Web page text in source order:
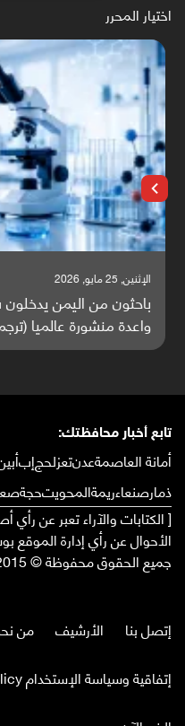
اختيار المحرر
الإثنين, 25 مايو, 2026
باحثون من اليمن يدخلون
واعدة منشورة عالميا
تابع أخبار محافظتك:
أمانة العاصمةعدنتعزلحجإب
ذمارصنعاءريمةالمحويتحجة
[ الكتابات والآراء تعبر عن
الأحوال عن رأي إدارة الموقع
جميع الحقوق محفوظة © 2015 - 2026
إتصل بنا الأرشيف
من
إتفاقية وسياسة الإستخدام Privacy Policy